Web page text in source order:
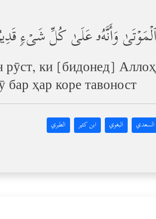
وَأَنَّهُۥ عَلَىٰ كُلِّ شَیۡءࣲ
ки [бидонед] Аллоҳ
ҳар коре тавоност
السعدي البغوي ابن كثير الطبري